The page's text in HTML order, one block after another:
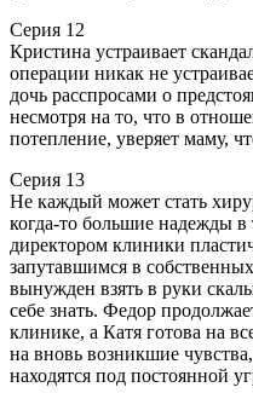
Серия 12
Кристина устраивает
операции никак не
дочь расспросами о
несмотря на то, что в
потепление, уверяет маму,
Серия 13
Не каждый может стать
когда-то большие надежды в
директором клиники
запутавшимся в
вынужден взять в руки
себе знать. Федор
клинике, а Катя готова на
на вновь возникшие
находятся под постоянной